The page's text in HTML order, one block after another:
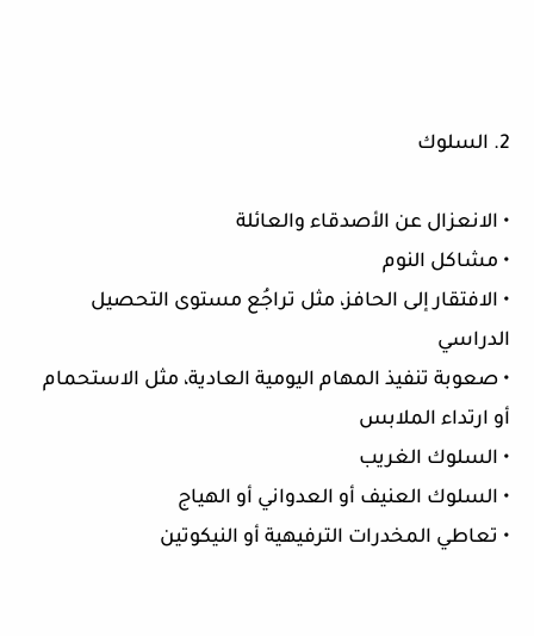
2. السلوك
• الانعزال عن الأصدقاء والعائلة
• مشاكل النوم
• الافتقار إلى الحافز، مثل تراجُع مستوى التحصيل
الدراسي
• صعوبة تنفيذ المهام اليومية العادية، مثل الاستحمام
أو ارتداء الملابس
• السلوك الغريب
• السلوك العنيف أو العدواني أو الهياج
• تعاطي المخدرات الترفيهية أو النيكوتين